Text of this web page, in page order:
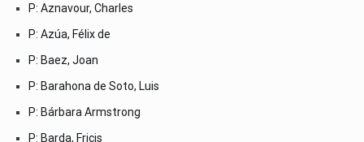
P: Aznavour, Charles
P: Azúa, Félix de
P: Baez, Joan
P: Barahona de Soto, Luis
P: Bárbara Armstrong
P: Barda, Fricis